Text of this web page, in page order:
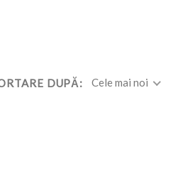
DUPĂ: Cele mai noi